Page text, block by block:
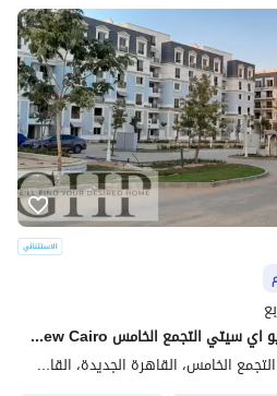
سكاي جاردن للبيع في ماونتن فيو اي سيتي التجمع الخامس Mountain View I-City New Cairo
كومباوند ماونتن فيو اى سيتي، التجمع الخامس، القاهرة الجديدة، القاهرة